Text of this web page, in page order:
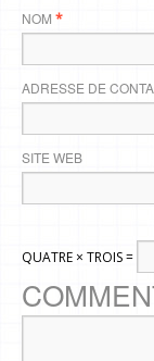
NOM *
ADRESSE DE
SITE WEB
QUATRE × TROIS =